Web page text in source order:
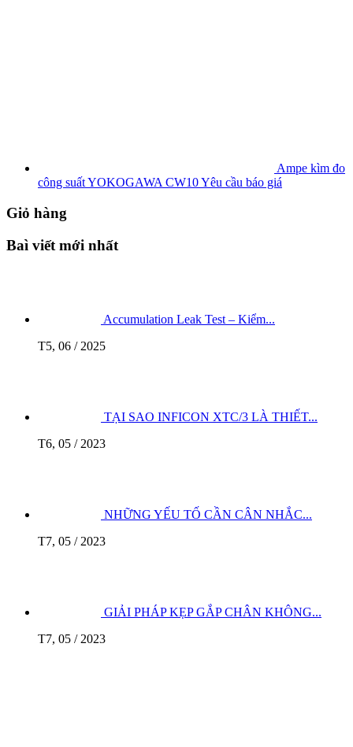
Ampe kìm đo
công suất YOKOGAWA CW10Yêu cầu báo giá
Giỏ hàng
Baì viết mới nhất
Accumulation Leak Test – Kiểm...
T5, 06 / 2025
TẠI SAO INFICON XTC/3 LÀ THIẾT...
T6, 05 / 2023
NHỮNG YẾU TỐ CẦN CÂN NHẮC...
T7, 05 / 2023
GIẢI PHÁP KẸP GẮP CHÂN KHÔNG...
T7, 05 / 2023